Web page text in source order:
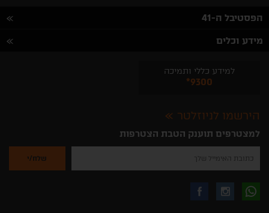
הפסטיבל ה-41
מידע וכלים
למידע כללי ותמיכה
*9300
הירשמו לניוזלטר
למצטרפים תוענק הטבת הצטרפות
להזין
שלך
להרשמה
לקבלת עקבו